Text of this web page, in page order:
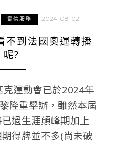
電信服務 2024-08-02
不到法國奧運轉播
呢?
運動會已於2024年
隆重舉辦，雖然本屆
過生涯顛峰期加上
得牌並不多(尚未破